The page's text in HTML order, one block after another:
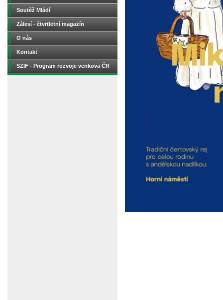
Soutěž Mládí
Zálesí - čtvrtletní magazín
O nás
Kontakt
SZIF - Program rozvoje venkova ČR